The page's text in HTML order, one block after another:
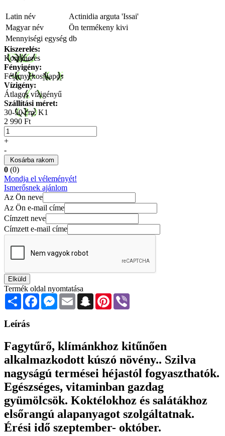
Latin név
Actinidia arguta 'Issai'
Magyar név
Ön termékeny kivi
Mennyiségi egység db
Kiszerelés:
Konténeres
Fényigény:
FélárnyékosNapos
Vízigény:
Átlagos vízigényű
Szállítási méret:
30-50 cm, K1
2 990 Ft
+
-
Kosárba rakom
0 (0)
Mondja el véleményét!
Ismerősnek ajánlom
Az Ön neve
Az Ön e-mail címe
Címzett neve
Címzett e-mail címe
Elküld
Termék oldal nyomtatása
Share FacebookMessenger
Email SnapchatPinterest
Leírás
Fagytűrő, klímánkhoz kitűnően
alkalmazkodott kúszó növény.. Szilva
nagyságú termései héjastól fogyaszthatók.
Egészséges, vitaminban gazdag
gyümölcsök. Koktélokhoz és salátákhoz
elsőrangú alapanyagot szolgáltatnak.
Érési idő szeptember- október.